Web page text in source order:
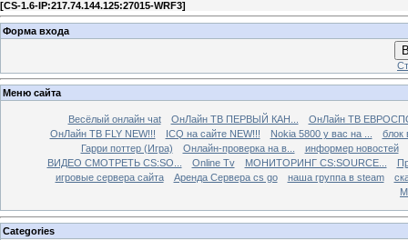
[CS-1.6-IP:217.74.144.125:27015-WRF3]
Форма входа
Меню сайта
Весёлый онлайн чаt ОнЛайн ТВ ПЕРВЫЙ КАН...
ОнЛайн ТВ
ОнЛайн ТВ FLY NEW!!!
ICQ на сайте NEW!!! Nokia 5800 у вас на ...
блок
Гарри поттер (Игра)
Онлайн-проверка на в...
информер новостей
ВИДЕО СМОТРЕТЬ CS:SO...
Online Tv МОНИТОРИНГ CS:SOURCE...
игровые сервера сайта
Аренда Сервера cs go наша группа в steam
Categories